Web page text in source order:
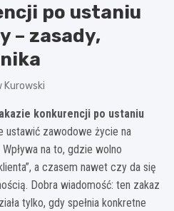
po ustaniu
– zasady,
Kurowski
konkurencji po ustaniu
ustawić zawodowe życie na
na to, gdzie wolno
a czasem nawet czy da się
Dobra wiadomość: ten zakaz
tylko, gdy spełnia konkretne